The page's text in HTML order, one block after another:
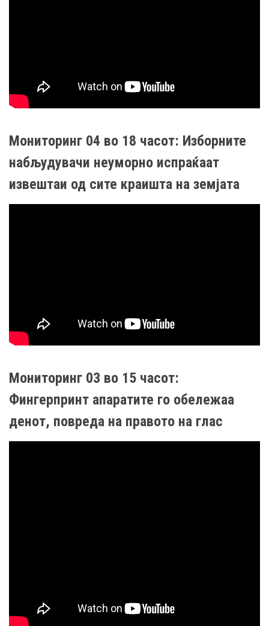
Мониторинг 04 во 18 часот: Изборните
набљудувачи неуморно испраќаат
извештаи од сите краишта на земјата
Мониторинг 03 во 15 часот:
Фингерпринт апаратите го обележаа
денот, повреда на правото на глас